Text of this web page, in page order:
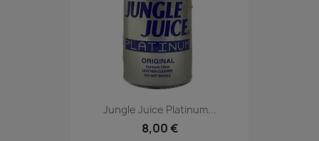
Jungle Juice Platinum...
8,00 €